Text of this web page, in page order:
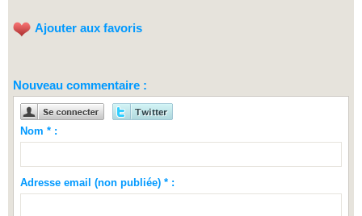
Ajouter aux favoris
Nouveau commentaire :
Nom * :
Adresse email (non publiée) * :